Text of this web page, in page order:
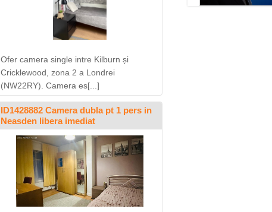
Ofer camera single intre Kilburn și
Cricklewood, zona 2 a Londrei
(NW22RY). Camera es[...]
ID1428882 Camera dubla pt 1 pers in
Neasden libera imediat